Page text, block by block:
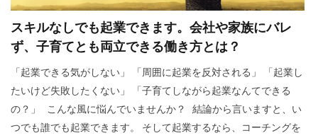
スキルなしでも起業できます。会社や家族にバレ
ず、子育てとも両立できる働き方とは？
「起業できる気がしない」 「周囲に起業を反対される」 「起業し
たいけど失敗したくない」 「子育てしながら起業なんてできる
の？」 こんな風に悩んでいませんか？ 結論から言いますと、い
つでも誰でも起業できます。 そして起業するなら、コーチングを
イメージング
必要
webマーケター
転職
コツ 強み スタバ
情報
ブロガー
まなびん 学習方法
集客法
ノウハウコレクター
個人
悩み
無料体験
活かす
ノーストレス
年収
稼げる